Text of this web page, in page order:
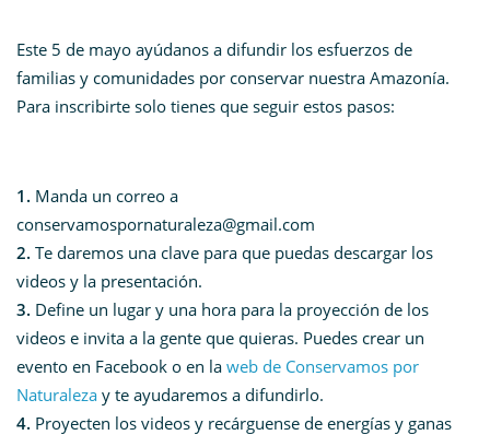
Este 5 de mayo ayúdanos a difundir los esfuerzos de
familias y comunidades por conservar nuestra Amazonía.
Para inscribirte solo tienes que seguir estos pasos:
1. Manda un correo a
conservamospornaturaleza@gmail.com
2. Te daremos una clave para que puedas descargar los
videos y la presentación.
3. Define un lugar y una hora para la proyección de los
videos e invita a la gente que quieras. Puedes crear un
evento en Facebook o en la web de Conservamos por
Naturaleza y te ayudaremos a difundirlo.
4. Proyecten los videos y recárguense de energías y ganas